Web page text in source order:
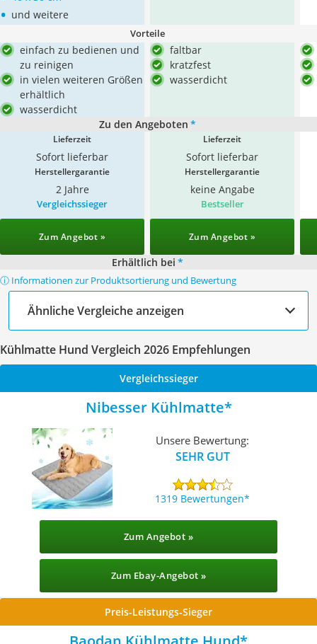
• und weitere
Vorteile
einfach zu bedienen und
zu reinigen
in vielen weiteren Größen
erhältlich
wasserdicht
faltbar
kratzfest
wasserdicht
Zu den Angeboten *
Lieferzeit
Sofort lieferbar
Lieferzeit
Sofort lieferbar
Herstellergarantie
2 Jahre
Herstellergarantie
keine Angabe
Vergleichssieger
Zum Angebot »
Bestseller
Zum Angebot »
Erhältlich bei *
ⓘ Informationen zur Produktsortierung und Bewertung
Ähnliche Vergleiche anzeigen
Kühlmatte Hund Vergleich 2026 Empfehlungen
Vergleichssieger
Nibesser Kühlmatte
Unsere Bewertung:
SEHR GUT
1319 Bewertungen
Zum Angebot »
Zum Ebay-Angebot »
Preis-Leistungs-Sieger